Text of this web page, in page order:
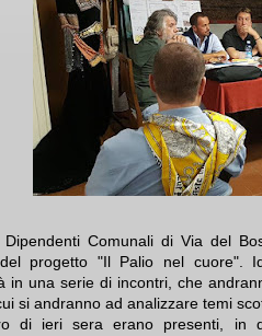
Dipendenti Comunali di Via del
progetto "Il Palio nel cuore".
in una serie di incontri, che
si andranno ad analizzare temi
di ieri sera erano presenti, in